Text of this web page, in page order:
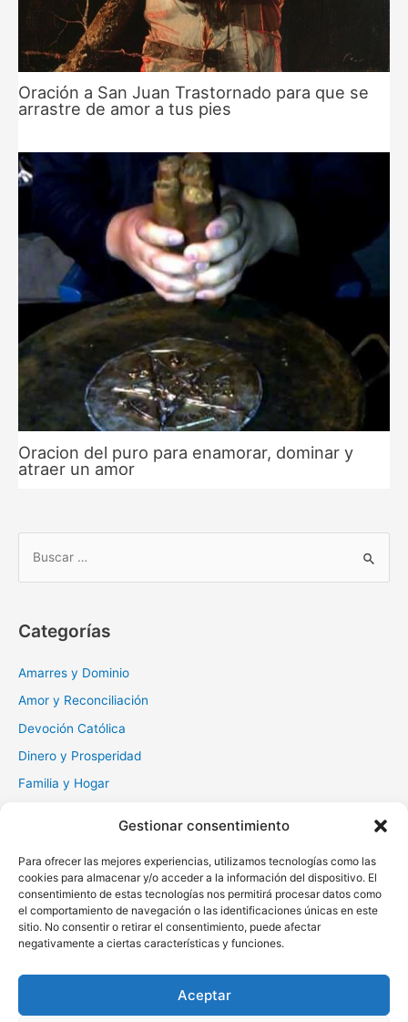
Gestionar consentimiento
Para ofrecer las mejores experiencias, utilizamos tecnologías como las
cookies para almacenar y/o acceder a la información del dispositivo. El
consentimiento de estas tecnologías nos permitirá procesar datos como
el comportamiento de navegación o las identificaciones únicas en este
sitio. No consentir o retirar el consentimiento, puede afectar
negativamente a ciertas características y funciones.
Aceptar
Oración a San Juan Trastornado para que se
arrastre de amor a tus pies
Oracion del puro para enamorar, dominar y
atraer un amor
a
r
Categorías
Amarres y Dominio
Amor y Reconciliación
Devoción Católica
Dinero y Prosperidad
Familia y Hogar
Muerte y Difuntos
Oraciones Diarias
Otras
Protección y Liberación
Salud y Sanación